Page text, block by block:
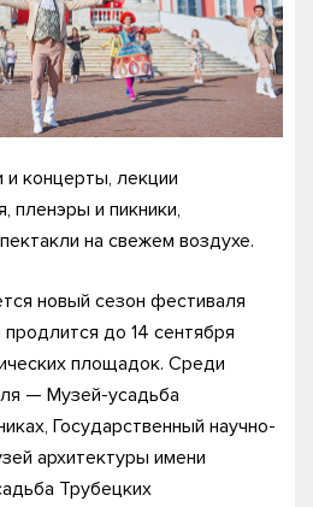
и концерты, лекции
пленэры и пикники,
на свежем воздухе.
новый сезон фестиваля
до 14 сентября
площадок. Среди
— Музей-усадьба
Государственный научно-
архитектуры имени
Трубецких